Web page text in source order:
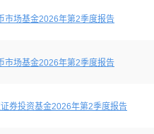
市场基金2026年第2季度报告
市场基金2026年第2季度报告
券投资基金2026年第2季度报告